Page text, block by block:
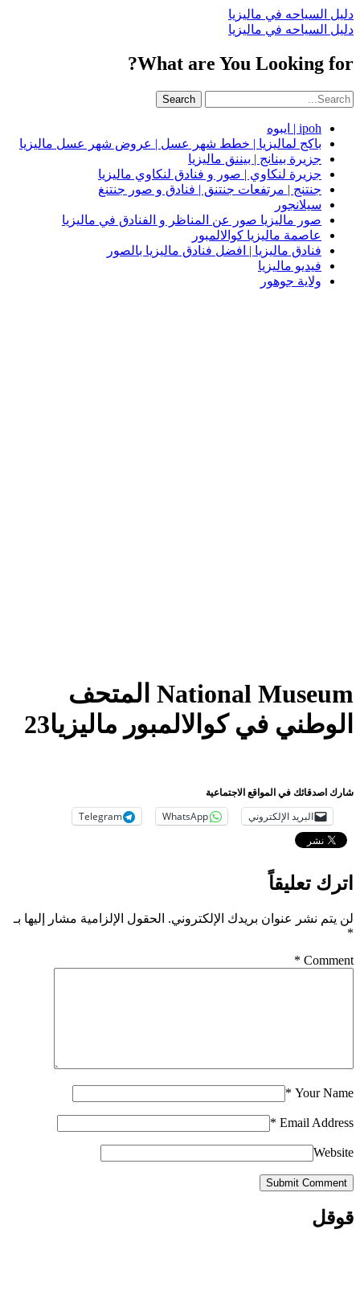
دليل السياحه في ماليزيا
دليل السياحه في ماليزيا
What are You Looking for?
Search
ipoh | ايبوه
باكج لماليزيا | خطط شهر عسل | عروض شهر عسل ماليزيا
جزيرة بينانج | بيننق ماليزيا
جزيرة لنكاوي | صور و فنادق لنكاوي ماليزيا
جنتنج | مرتفعات جنتنق | فنادق و صور جنتنغ
سيلانجور
صور ماليزيا صور عن المناظر و الفنادق في ماليزيا
عاصمة ماليزيا كوالالمبور
فنادق ماليزيا | افضل فنادق ماليزيا بالصور
فيديو ماليزيا
ولاية جوهور
National Museum المتحف
الوطني في كوالالمبور ماليزيا23
شارك اصدقائك في المواقع الاجتماعية
البريد الإلكتروني WhatsApp
Telegram
اترك تعليقاً
لن يتم نشر عنوان بريدك الإلكتروني. الحقول الإلزامية مشار إليها بـ
*
Comment
*
Your Name
*
Email Address
*
Website
Submit Comment
قوقل